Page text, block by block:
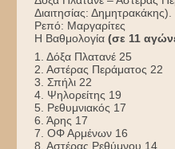
Διαιτησίας: Δημητρακάκης).
Ρεπό: Μαργαρίτες
Η Βαθμολογία (σε 11
1. Δόξα Πλατανέ 25
2. Αστέρας Περάματος 22
3. Σπήλι 22
4. Ψηλορείτης 19
5. Ρεθυμνιακός 17
6. Άρης 17
7. ΟΦ Αρμένων 16
8. Αστέρας Ρεθύμνου 14